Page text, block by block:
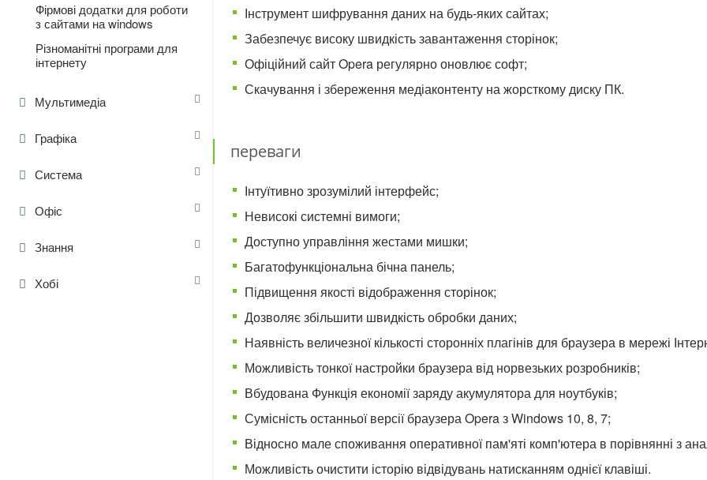
Інструмент шифрування даних на будь-яких сайтах;
Забезпечує високу швидкість завантаження сторінок;
Офіційний сайт Opera регулярно оновлює софт;
Скачування і збереження медіаконтенту на жорсткому диску ПК.
переваги
Інтуїтивно зрозумілий інтерфейс;
Невисокі системні вимоги;
Доступно управління жестами мишки;
Багатофункціональна бічна панель;
Підвищення якості відображення сторінок;
Дозволяє збільшити швидкість обробки даних;
Наявність величезної кількості сторонніх плагінів для браузера в мережі
Можливість тонкої настройки браузера від норвезьких розробників;
Вбудована Функція економії заряду акумулятора для ноутбуків;
Сумісність останньої версії браузера Opera з Windows 10, 8, 7;
Відносно мале споживання оперативної пам'яті комп'ютера в порівнянні з
Можливість очистити історію відвідувань натисканням однієї клавіші.
Фірмові додатки для роботи
з сайтами на windows
Різноманітні програми для
інтернету
Мультимедіа
Графіка
Система
Офіс
Знання
Хобі